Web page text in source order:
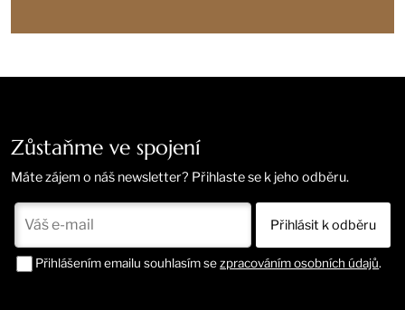
Zůstaňme ve spojení
Máte zájem o náš newsletter? Přihlaste se k jeho odběru.
Přihlášením emailu souhlasím sezpracováním osobních údajů.